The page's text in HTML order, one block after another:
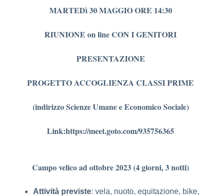
MARTEDì30 MAGGIO ORE 14:30
RIUNIONE on line CON I GENITORI
PRESENTAZIONE
PROGETTO ACCOGLIENZA CLASSIPRIME
(indirizzo Scienze Umane e Economico Sociale)
Link:https://meet.goto.com/935756365
Campo velico ad ottobre 2023 (4 giorni, 3 notti)
Attività previste: vela, nuoto, equitazione, bike,